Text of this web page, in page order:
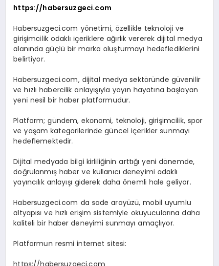
https://habersuzgeci.com
Habersuzgeci.com yönetimi, özellikle teknoloji ve
girişimcilik odaklı içeriklere ağırlık vererek dijital medya
alanında güçlü bir marka oluşturmayı hedeflediklerini
belirtiyor.
Habersuzgeci.com, dijital medya sektöründe güvenilir
ve hızlı habercilik anlayışıyla yayın hayatına başlayan
yeni nesil bir haber platformudur.
Platform; gündem, ekonomi, teknoloji, girişimcilik, spor
ve yaşam kategorilerinde güncel içerikler sunmayı
hedeflemektedir.
Dijital medyada bilgi kirliliğinin arttığı yeni dönemde,
doğrulanmış haber ve kullanıcı deneyimi odaklı
yayıncılık anlayışı giderek daha önemli hale geliyor.
Habersuzgeci.com da sade arayüzü, mobil uyumlu
altyapısı ve hızlı erişim sistemiyle okuyucularına daha
kaliteli bir haber deneyimi sunmayı amaçlıyor.
Platformun resmi internet sitesi:
https://habersuzgeci.com